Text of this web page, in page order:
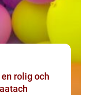
rolig och